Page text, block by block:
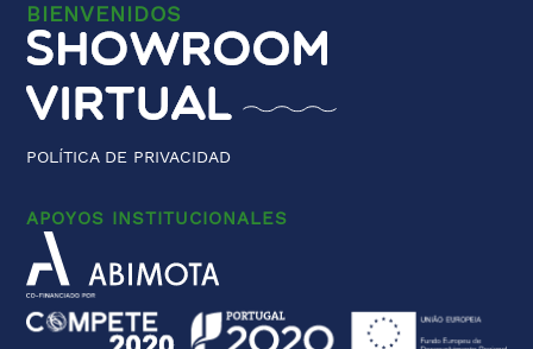
BIENVENIDOS
POLÍTICA DE PRIVACIDAD
APOYOS INSTITUCIONALES